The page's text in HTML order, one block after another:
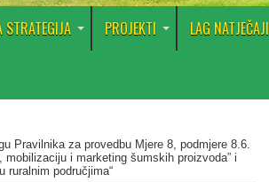
STRATEGIJA PROJEKTI LAG NATJEČAJI
Pravilnika za provedbu Mjere 8, podmjere 8.6.
i marketing šumskih proizvoda” i
ruralnim područjima“